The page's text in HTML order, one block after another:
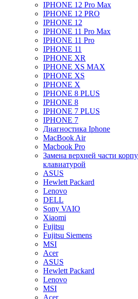
IPHONE 12 Pro Max
IPHONE 12 PRO
IPHONE 12
IPHONE 11 Pro Max
IPHONE 11 Pro
IPHONE 11
IPHONE XR
IPHONE XS MAX
IPHONE XS
IPHONE X
IPHONE 8 PLUS
IPHONE 8
IPHONE 7 PLUS
IPHONE 7
Диагностика Iphone
MacBook Air
Macbook Pro
Замена верхней части
клавиатурой
ASUS
Hewlett Packard
Lenovo
DELL
Sony VAIO
Xiaomi
Fujitsu
Fujitsu Siemens
MSI
Acer
ASUS
Hewlett Packard
Lenovo
MSI
Acer